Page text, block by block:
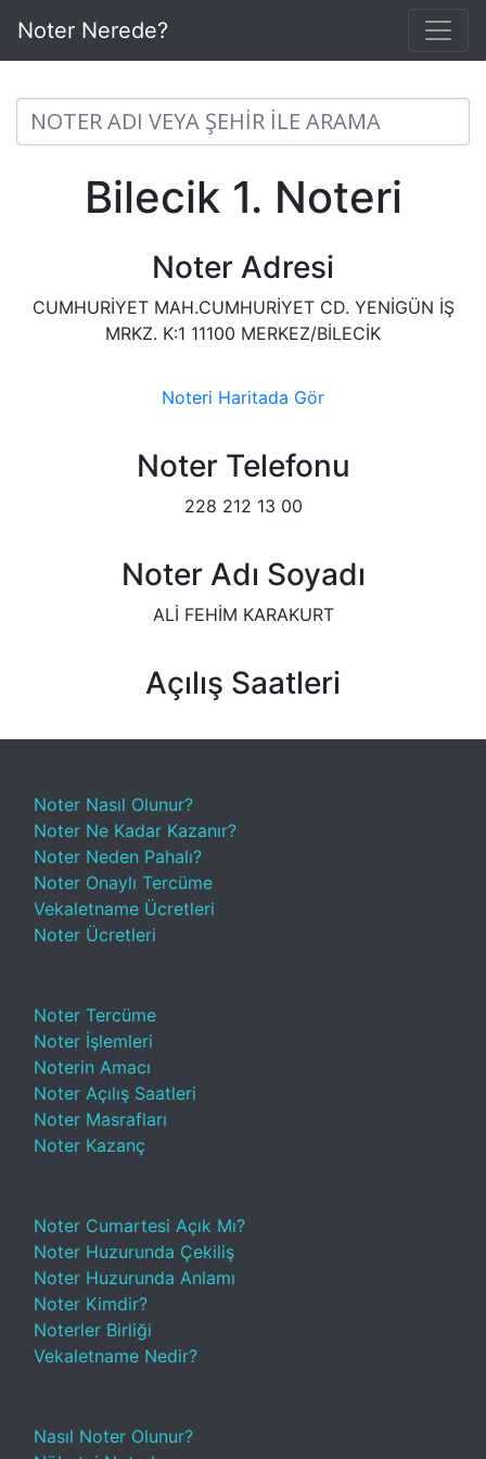
Noter Nerede?
Bilecik 1. Noteri
Noter Adresi
CUMHURİYET MAH.CUMHURİYET CD. YENİGÜN İŞ
MRKZ. K:1 11100 MERKEZ/BİLECİK
Noteri Haritada Gör
Noter Telefonu
228 212 13 00
Noter Adı Soyadı
ALİ FEHİM KARAKURT
Açılış Saatleri
Noter Nasıl Olunur?
Noter Ne Kadar Kazanır?
Noter Neden Pahalı?
Noter Onaylı Tercüme
Vekaletname Ücretleri
Noter Ücretleri
Noter Tercüme
Noter İşlemleri
Noterin Amacı
Noter Açılış Saatleri
Noter Masrafları
Noter Kazanç
Noter Cumartesi Açık Mı?
Noter Huzurunda Çekiliş
Noter Huzurunda Anlamı
Noter Kimdir?
Noterler Birliği
Vekaletname Nedir?
Nasıl Noter Olunur?